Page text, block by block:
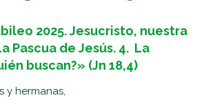
2025. Jesucristo, nuestra
Pascua de Jesús. 4. La
buscan?» (Jn 18,4)
y hermanas,